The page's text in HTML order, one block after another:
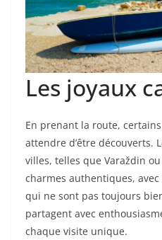
Les joyaux
En prenant la route,
attendre d’être découverts.
villes, telles que Varaždin
charmes authentiques,
qui ne sont pas toujours
partagent avec
chaque visite unique.